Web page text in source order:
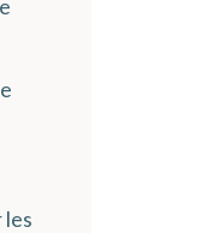
les